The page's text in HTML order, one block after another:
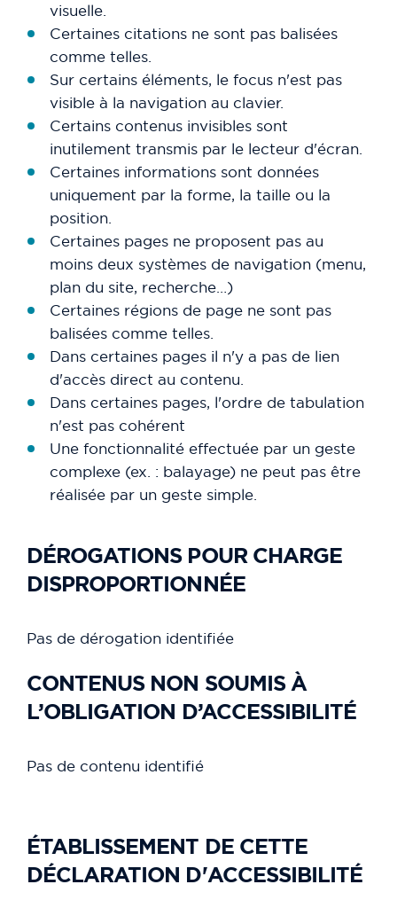
visuelle.
Certaines citations ne sont pas balisées
comme telles.
Sur certains éléments, le focus n'est pas
visible à la navigation au clavier.
Certains contenus invisibles sont
inutilement transmis par le lecteur d'écran.
Certaines informations sont données
uniquement par la forme, la taille ou la
position.
Certaines pages ne proposent pas au
moins deux systèmes de navigation (menu,
plan du site, recherche…)
Certaines régions de page ne sont pas
balisées comme telles.
Dans certaines pages il n'y a pas de lien
d'accès direct au contenu.
Dans certaines pages, l'ordre de tabulation
n'est pas cohérent
Une fonctionnalité effectuée par un geste
complexe (ex. : balayage) ne peut pas être
réalisée par un geste simple.
DÉROGATIONS POUR CHARGE
DISPROPORTIONNÉE
Pas de dérogation identifiée
CONTENUS NON SOUMIS À
L’OBLIGATION D’ACCESSIBILITÉ
Pas de contenu identifié
ÉTABLISSEMENT DE CETTE
DÉCLARATION D'ACCESSIBILITÉ